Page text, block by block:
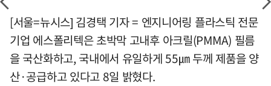
[서울=뉴시스] 김경택 기자 = 엔지니어링 플라스틱 전문
기업 에스폴리텍은 초박막 고내후 아크릴(PMMA) 필름
을 국산화하고, 국내에서 유일하게 55㎛ 두께 제품을 양
산·공급하고 있다고 8일 밝혔다.